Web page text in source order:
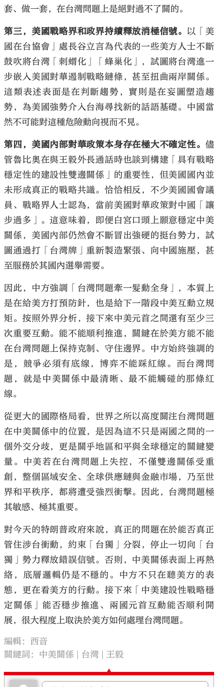
套、做一套，在台灣問題上是絕對過不了關的。
第三，美國戰略界和政界持續釋放消極信號。 以「美
國在台協會」處長谷立言為代表的一些美方人士不斷
鼓吹將台灣「刺蝟化」「蜂巢化」，試圖將台灣進一
步嵌入美國對華遏制戰略鏈條，甚至扭曲兩岸關係。
這類表述表面是在判斷趨勢，實則是在妄圖塑造趨
勢，為美國強勢介入台海尋找新的話語基礎。中國當
然不可能對這種危險動向視而不見。
第四，美國內部對華政策本身存在極大不確定性。 儘
管魯比奧在與王毅外長通話時也談到構建「具有戰略
穩定性的建設性雙邊關係」的重要性，但美國國內並
未形成真正的戰略共識。恰恰相反，不少美國國會議
員、戰略界人士認為，當前美國對華政策對中國「讓
步過多」。這意味着，即便白宮口頭上願意穩定中美
關係，美國內部仍然會不斷冒出強硬的挺台勢力，試
圖通過打「台灣牌」重新製造緊張、向中國施壓，甚
至服務於其國內選舉需要。
因此，中方強調「台灣問題牽一髮動全身」，本質上
是在給美方打預防針，也是給下一階段中美互動立規
矩。按照外界分析，接下來中美元首之間還有至少三
次重要互動。能不能順利推進，關鍵在於美方能不能
在台灣問題上保持克制、守住邊界。中方始終強調的
是，競爭必須有底線，博弈不能踩紅線。而台灣問
題，就是中美關係中最清晰、最不能觸碰的那條紅
線。
從更大的國際格局看，世界之所以高度關注台灣問題
在中美關係中的位置，是因為這不只是兩國之間的一
個外交分歧，更是關乎地區和平與全球穩定的關鍵變
量。中美若在台灣問題上失控，不僅雙邊關係受重
創，整個區域安全、全球供應鏈與金融市場，乃至世
界和平秩序，都將遭受強烈衝擊。因此，台灣問題極
其敏感、極其重要。
對今天的特朗普政府來說，真正的問題在於能否真正
管住涉台衝動，約束「台獨」分裂，停止一切向「台
獨」勢力釋放錯誤信號。否則，中美關係表面上再熱
絡，底層邏輯仍是不穩的。中方不只在聽美方的表
態，更在看美方的行動。接下來「中美建設性戰略穩
定關係」能否穩步推進、兩國元首互動能否順利開
展，很大程度上取決於美方如何處理台灣問題。
編輯：西音
關鍵詞： 中美關係 台灣 王毅